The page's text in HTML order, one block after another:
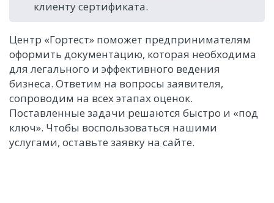
клиенту сертификата.
Центр «Гортест» поможет предпринимателям
оформить документацию, которая необходима
для легального и эффективного ведения
бизнеса. Ответим на вопросы заявителя,
сопроводим на всех этапах оценок.
Поставленные задачи решаются быстро и «под
ключ». Чтобы воспользоваться нашими
услугами, оставьте заявку на сайте.